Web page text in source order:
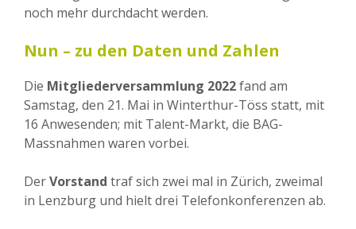
noch mehr durchdacht werden.
Nun – zu den Daten und Zahlen
Die Mitgliederversammlung 2022fand am
Samstag, den 21. Mai in Winterthur-Töss statt, mit
16 Anwesenden; mit Talent-Markt, die BAG-
Massnahmen waren vorbei.
DerVorstand traf sich zwei mal in Zürich, zweimal
in Lenzburg und hielt drei Telefonkonferenzen ab.